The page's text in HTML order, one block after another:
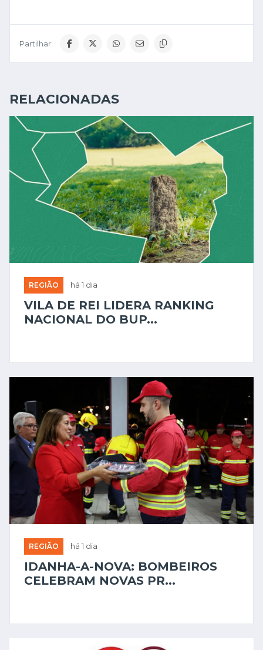
Partilhar:
RELACIONADAS
REGIÃO há 1 dia
VILA DE REI LIDERA RANKING
NACIONAL DO BUP...
REGIÃO há 1 dia
IDANHA-A-NOVA: BOMBEIROS
CELEBRAM NOVAS PR...